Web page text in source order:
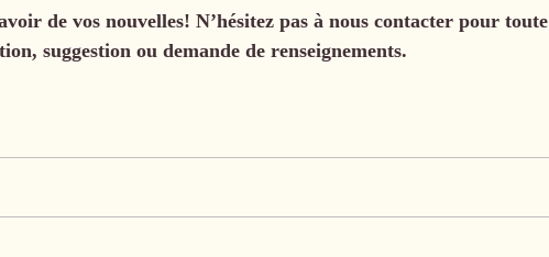
de vos nouvelles! N’hésitez pas à nous contacter pour toute
suggestion ou demande de renseignements.